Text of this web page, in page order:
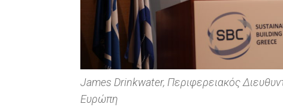
James Drinkwater, Περιφερειακός
Ευρώπη